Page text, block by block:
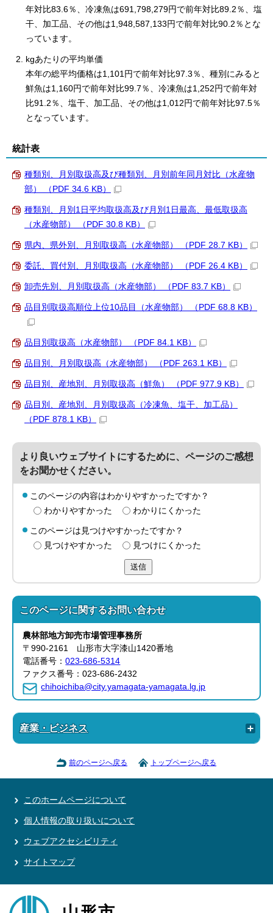
年対比83.6％、冷凍魚は691,798,279円で前年対比89.2％、塩
干、加工品、その他は1,948,587,133円で前年対比90.2％とな
っています。
kgあたりの平均単価
本年の総平均価格は1,101円で前年対比97.3％、種別にみると
鮮魚は1,160円で前年対比99.7％、冷凍魚は1,252円で前年対
比91.2％、塩干、加工品、その他は1,012円で前年対比97.5％
となっています。
統計表
種類別、月別取扱高及び種類別、月別前年同月対比（水産物
部） （PDF 34.6 KB）
種類別、月別1日平均取扱高及び月別1日最高、最低取扱高
（水産物部） （PDF 30.8 KB）
県内、県外別、月別取扱高（水産物部） （PDF 28.7 KB）
委託、買付別、月別取扱高（水産物部） （PDF 26.4 KB）
卸売先別、月別取扱高（水産物部） （PDF 83.7 KB）
品目別取扱高順位上位10品目（水産物部） （PDF 68.8 KB）
品目別取扱高（水産物部） （PDF 84.1 KB）
品目別、月別取扱高（水産物部） （PDF 263.1 KB）
品目別、産地別、月別取扱高（鮮魚） （PDF 977.9 KB）
品目別、産地別、月別取扱高（冷凍魚、塩干、加工品）
（PDF 878.1 KB）
より良いウェブサイトにするために、ページのご感想
をお聞かせください。
このページの内容はわかりやすかったですか？
わかりやすかった
わかりにくかった
このページは見つけやすかったですか？
見つけやすかった
見つけにくかった
送信
このページに関するお問い合わせ
農林部地方卸売市場管理事務所
〒990-2161 山形市大字漆山1420番地
電話番号：023-686-5314
ファクス番号：023-686-2432
chihoichiba@city.yamagata-yamagata.lg.jp
産業・ビジネス
前のページへ戻る トップページへ戻る
このホームページについて
個人情報の取り扱いについて
ウェブアクセシビリティ
サイトマップ